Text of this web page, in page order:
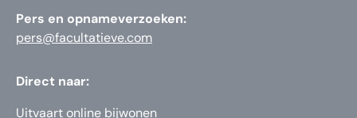
Pers en opnameverzoeken:
pers@facultatieve.com
Direct naar:
Uitvaart online bijwonen